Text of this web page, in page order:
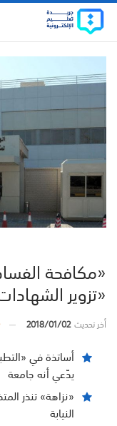
«مكافحة
«تزوير
أخر تحديث2018/01/02
أساتذة في
يدّعي أنه جامعة
«نزاهة» تنذر
النيابة